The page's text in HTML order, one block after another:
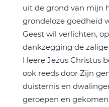
uit de grond van mijn
grondeloze goedheid
Geest wil verlichten,
dankzegging de
Heere Jezus Christus
ook reeds door Zijn
duisternis en
geroepen en